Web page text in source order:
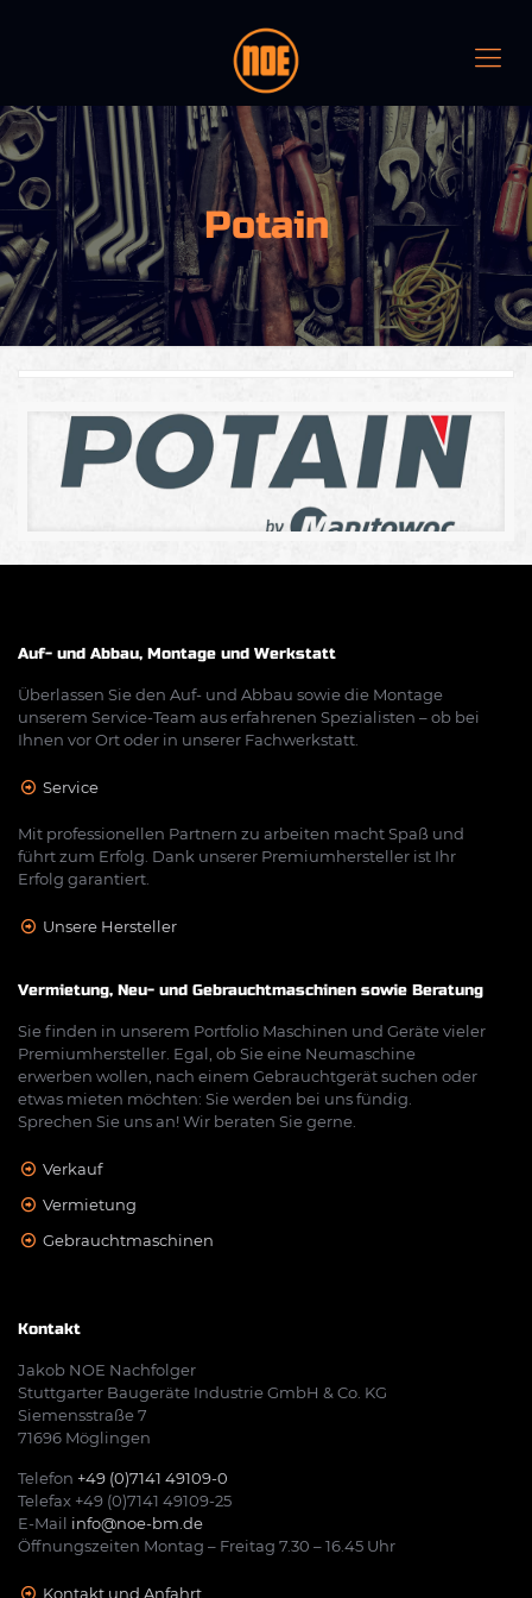
Potain
Auf- und Abbau, Montage und Werkstatt
Überlassen Sie den Auf- und Abbau sowie die Montage
unserem Service-Team aus erfahrenen Spezialisten – ob bei
Ihnen vor Ort oder in unserer Fachwerkstatt.
Service
Mit professionellen Partnern zu arbeiten macht Spaß und
führt zum Erfolg. Dank unserer Premiumhersteller ist Ihr
Erfolg garantiert.
Unsere Hersteller
Vermietung, Neu- und Gebrauchtmaschinen sowie Beratung
Sie finden in unserem Portfolio Maschinen und Geräte vieler
Premiumhersteller. Egal, ob Sie eine Neumaschine
erwerben wollen, nach einem Gebrauchtgerät suchen oder
etwas mieten möchten: Sie werden bei uns fündig.
Sprechen Sie uns an! Wir beraten Sie gerne.
Verkauf
Vermietung
Gebrauchtmaschinen
Kontakt
Jakob NOE Nachfolger
Stuttgarter Baugeräte Industrie GmbH & Co. KG
Siemensstraße 7
71696 Möglingen
Telefon +49 (0)7141 49109-0
Telefax +49 (0)7141 49109-25
E-Mail info@noe-bm.de
Öffnungszeiten Montag – Freitag 7.30 – 16.45 Uhr
Kontakt und Anfahrt